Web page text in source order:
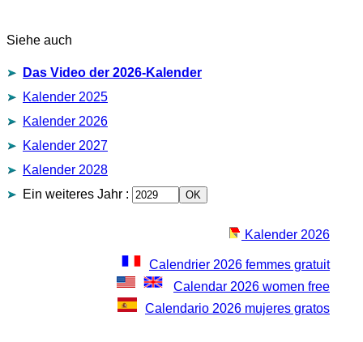
Siehe auch
Das Video der 2026-Kalender
Kalender 2025
Kalender 2026
Kalender 2027
Kalender 2028
Ein weiteres Jahr :
Kalender 2026
Calendrier 2026 femmes gratuit
Calendar 2026 women free
Calendario 2026 mujeres gratos